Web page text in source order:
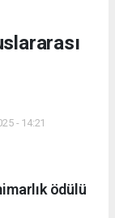
- 14:21
ödülü